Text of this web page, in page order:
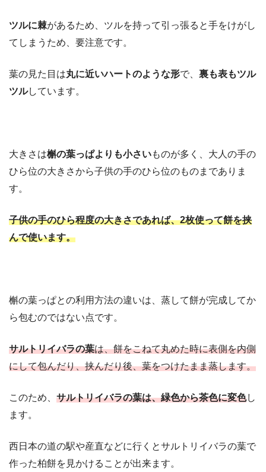
ツルに棘があるため、ツルを持って引っ張ると手をけがし
てしまうため、要注意です。
葉の見た目は丸に近いハートのような形で、 裏も表もツル
ツルしています。
大きさは槲の葉っぱよりも小さいものが多く、大人の手の
ひら位の大きさから子供の手のひら位のものまでありま
す。
子供の手のひら程度の大きさであれば、2枚使って餅を挟
んで使います。
槲の葉っぱとの利用方法の違いは、蒸して餅が完成してか
ら包むのではない点です。
サルトリイバラの葉は、餅をこねて丸めた時に表側を内側
にして包んだり、挟んだり後、葉をつけたまま蒸します。
このため、 サルトリイバラの葉は、緑色から茶色に変色し
ます。
西日本の道の駅や産直などに行くとサルトリイバラの葉で
作った柏餅を見かけることが出来ます。